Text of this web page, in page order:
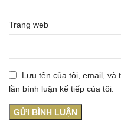
Trang web
Lưu tên của tôi, email, và
lần bình luận kế tiếp của tôi.